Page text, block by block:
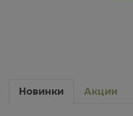
Новинки Акции